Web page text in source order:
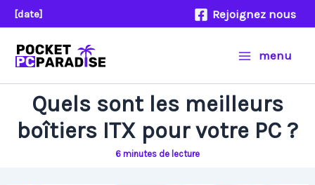
Aller
au
contenu
[date] Rejoignez nous
menu
Quels sont les meilleurs
boîtiers ITX pour votre PC ?
6 minutes de lecture